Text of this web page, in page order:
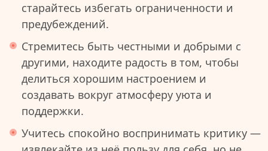
старайтесь избегать ограниченности и
предубеждений.
Стремитесь быть честными и добрыми с
другими, находите радость в том, чтобы
делиться хорошим настроением и
создавать вокруг атмосферу уюта и
поддержки.
Учитесь спокойно воспринимать критику —